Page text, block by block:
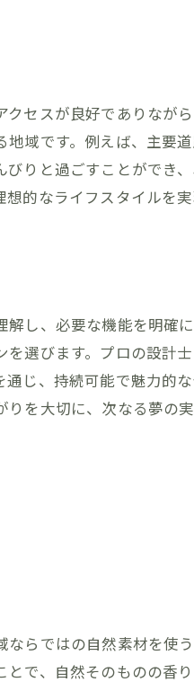
セスが良好でありなが
域です。例えば、主要
りと過ごすことができ
的なライフスタイルを
し、必要な機能を明確
選びます。プロの設計
じ、持続可能で魅力的
を大切に、次なる夢の
らではの自然素材を使う
で、自然そのものの香